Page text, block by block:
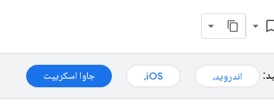
اندروید، iOS، جاوا اسکریپت